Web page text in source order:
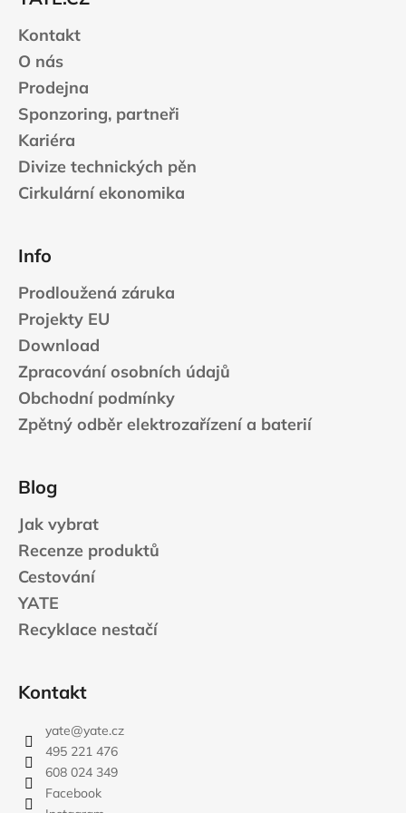
Kontakt
O nás
Prodejna
Sponzoring, partneři
Kariéra
Divize technických pěn
Cirkulární ekonomika
Info
Prodloužená záruka
Projekty EU
Download
Zpracování osobních údajů
Obchodní podmínky
Zpětný odběr elektrozařízení a baterií
Blog
Jak vybrat
Recenze produktů
Cestování
YATE
Recyklace nestačí
Kontakt
yate@yate.cz
495 221 476
608 024 349
Facebook